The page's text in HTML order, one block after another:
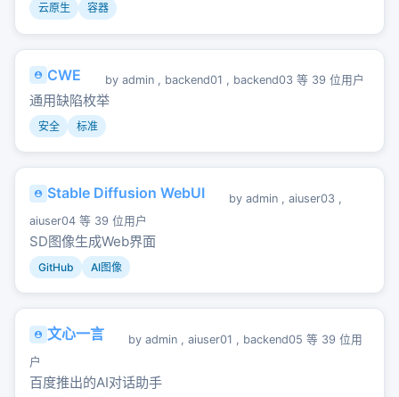
云原生 容器
CWE by admin , backend01 , backend03 等 39 位用户
通用缺陷枚举
安全 标准
Stable Diffusion WebUI by admin , aiuser03 ,
aiuser04 等 39 位用户
SD图像生成Web界面
GitHub AI图像
文心一言 by admin , aiuser01 , backend05 等 39 位用
户
百度推出的AI对话助手